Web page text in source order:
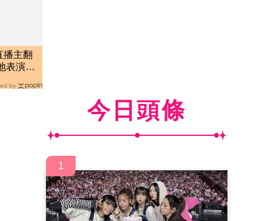
播主翻
表演」
by
今日頭條
1